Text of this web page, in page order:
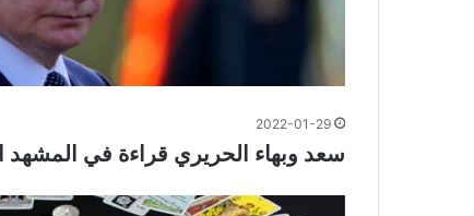
2022-01-29
سعد وبهاء الحريري قراءة في المشهد